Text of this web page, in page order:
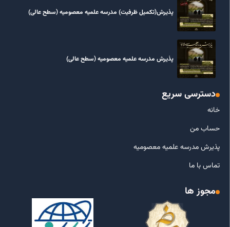
پذیرش(تکمیل ظرفیت) مدرسه علمیه معصومیه‌ (سطح عالی)
پذیرش مدرسه علمیه معصومیه‌ (سطح عالی)
دسترسی سریع
خانه
حساب من
پذیرش مدرسه علمیه معصومیه
تماس با ما
مجوز ها